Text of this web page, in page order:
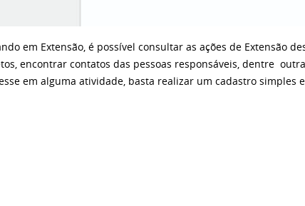
em Extensão, é possível consultar as ações de Extensão
encontrar contatos das pessoas responsáveis, dentre
em alguma atividade, basta realizar um cadastro simples